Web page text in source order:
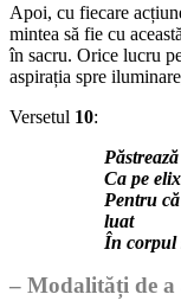
Apoi, cu fiecare
mintea să fie cu
în sacru. Orice lucru
aspirația spre
Versetul 10:
Ca pe
Pentru
luat
În corpul
– Modalități de a